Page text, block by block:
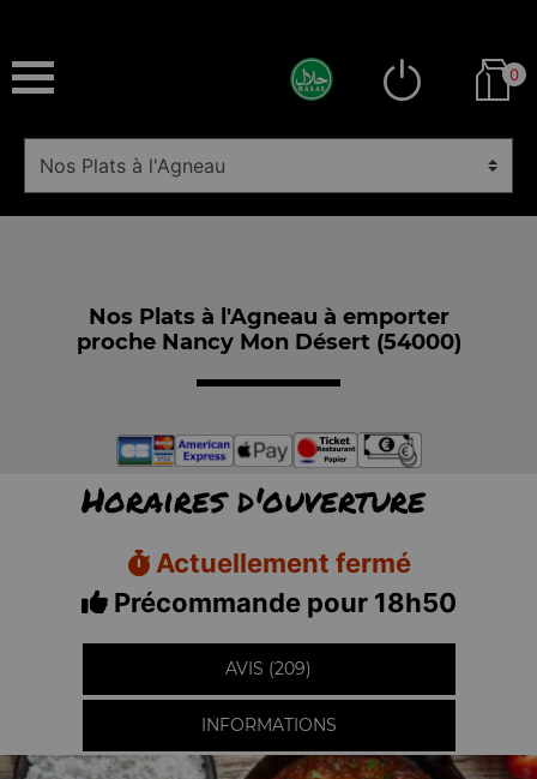
0
Nos Plats à l'Agneau à emporter
proche Nancy Mon Désert (54000)
Horaires d'ouverture
Actuellement fermé
Précommande pour 18h50
AVIS (209)
INFORMATIONS